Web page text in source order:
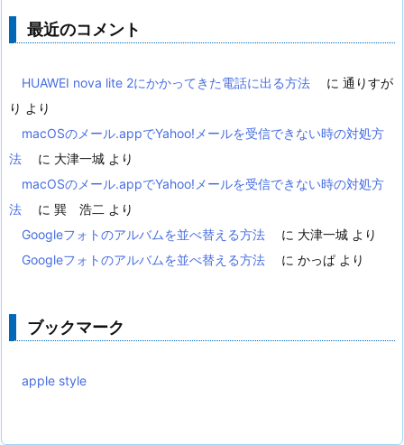
最近のコメント
HUAWEI nova lite 2にかかってきた電話に出る方法 に 通りすが
り より
macOSのメール.appでYahoo!メールを受信できない時の対処方
法
に 大津一城 より
macOSのメール.appでYahoo!メールを受信できない時の対処方
法
に 巽 浩二 より
Googleフォトのアルバムを並べ替える方法
に 大津一城 より
Googleフォトのアルバムを並べ替える方法
に かっぱ より
ブックマーク
apple style